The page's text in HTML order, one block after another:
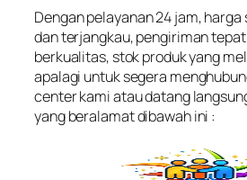
Dengan pelayanan 24 jam,
dan terjangkau, pengiriman
berkualitas, stok produk yang
apalagi untuk segera
center kami atau datang
yang beralamat dibawah ini :